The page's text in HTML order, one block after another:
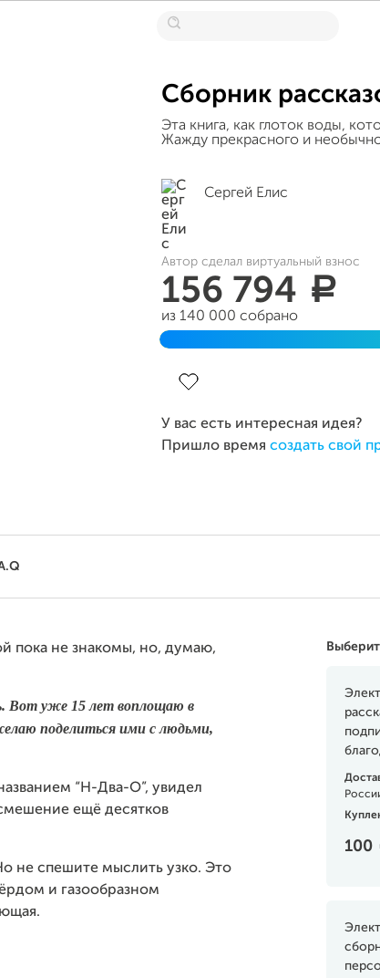
Сборник
Эта книга, как глоток воды,
Жажду прекрасного и
Сергей Елис
Автор сделал виртуальный взнос
156 794 a
из 140 000 собрано
У вас есть интересная идея?
Пришло время создать свой
100
пока не знакомы, но, думаю,
Вот уже 15 лет воплощаю в
поделиться ими с людьми,
“H-Два-О”, увидел
ещё десятков
не спешите мыслить узко. Это
и газообразном